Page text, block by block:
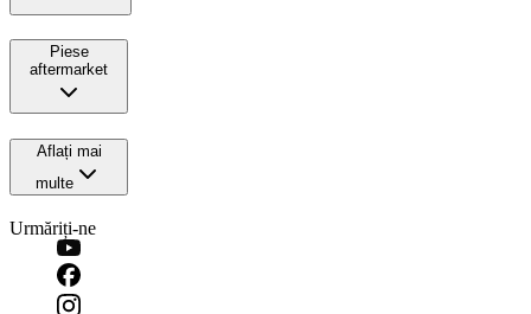
Piese
aftermarket
Aflați mai
multe
Urmăriți-ne